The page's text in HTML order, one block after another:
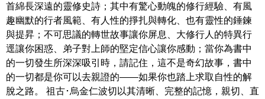
首綿長深遠的靈修史詩；其中有驚心動魄的修行經驗、有風
趣幽默的行者風範、有人性的掙扎與轉化、也有靈性的錘鍊
與提昇；不可思議的轉世故事讓你屏息、大修行人的特異行
逕讓你困惑、弟子對上師的堅定信心讓你感動；當你為書中
的一切發生所深深吸引時，請記住，這不是奇幻故事，書中
的一切都是你可以去親證的――如果你也踏上求取自性的解
脫之路。 祖古･烏金仁波切以其清晰、完整的記憶，親切、直